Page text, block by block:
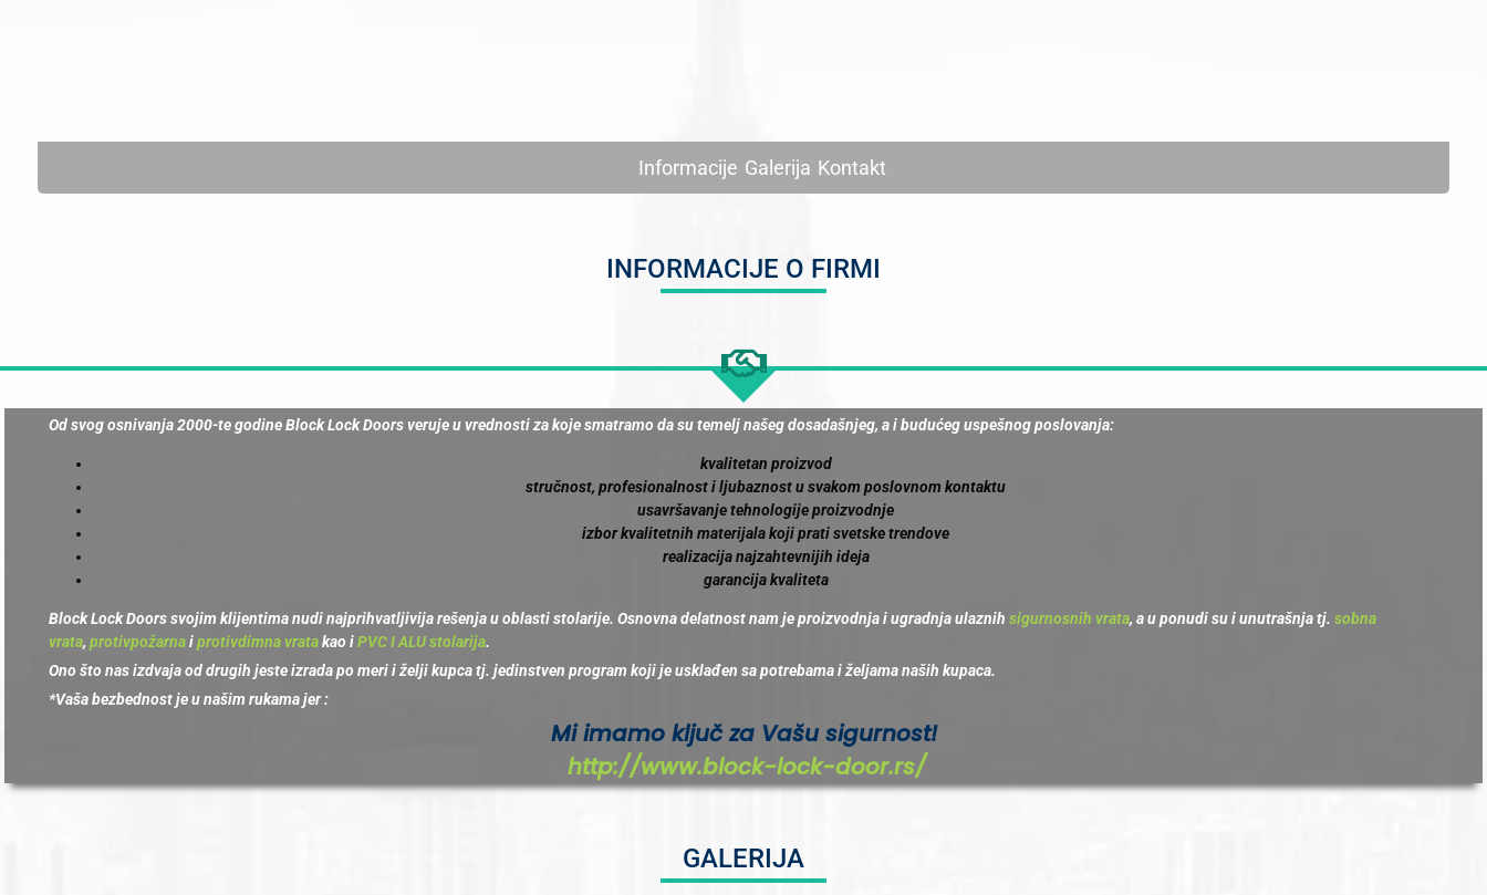
Informacije Galerija Kontakt
INFORMACIJE O FIRMI
Od svog osnivanja 2000-te godine Block Lock Doors veruje u vrednosti za koje smatramo da su temelj našeg dosadašnjeg, a i budućeg uspešnog poslovanja:
kvalitetan proizvod
stručnost, profesionalnost i ljubaznost u svakom poslovnom kontaktu
usavršavanje tehnologije proizvodnje
izbor kvalitetnih materijala koji prati svetske trendove
realizacija najzahtevnijih ideja
garancija kvaliteta
Block Lock Doors svojim klijentima nudi najprihvatljivija rešenja u oblasti stolarije. Osnovna delatnost nam je proizvodnja i ugradnja ulaznihsigurnosnih vrata, a u ponudi su i unutrašnja tj.sobna
vrata,protivpožarnaiprotivdimna vratakao iPVC I ALU stolarija.
Ono što nas izdvaja od drugih jeste izrada po meri i želji kupca tj. jedinstven program koji je usklađen sa potrebama i željama naših kupaca.
*Vaša bezbednost je u našim rukama jer :
Mi imamo ključ za Vašu sigurnost!
http://www.block-lock-door.rs/
GALERIJA